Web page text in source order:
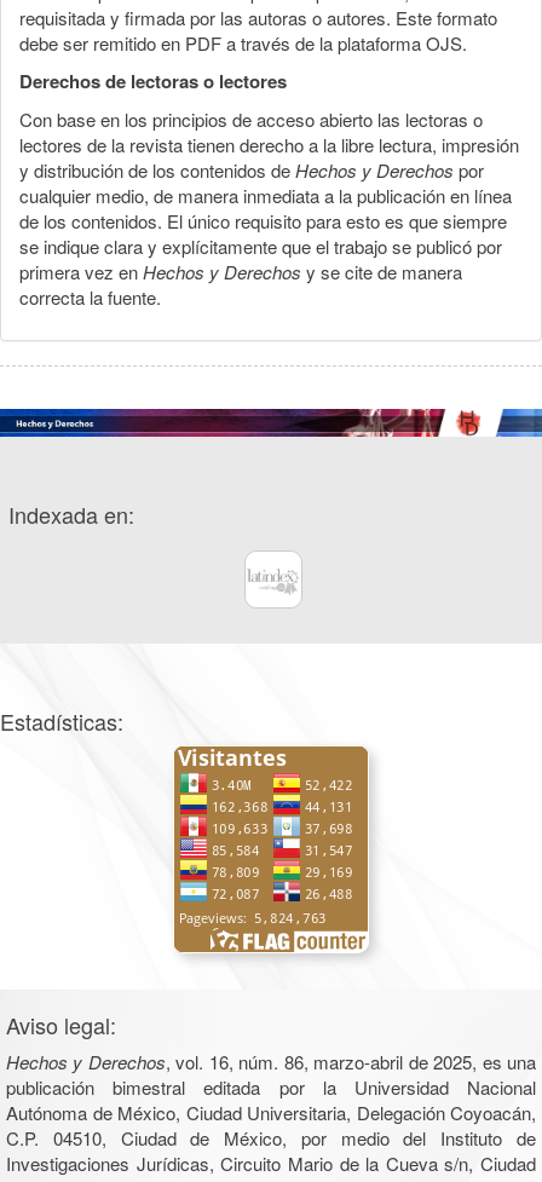
requisitada y firmada por las autoras o autores. Este formato
debe ser remitido en PDF a través de la plataforma OJS.
Derechos de lectoras o lectores
Con base en los principios de acceso abierto las lectoras o
lectores de la revista tienen derecho a la libre lectura, impresión
y distribución de los contenidos deHechos y Derechos por
cualquier medio, de manera inmediata a la publicación en línea
de los contenidos. El único requisito para esto es que siempre
se indique clara y explícitamente que el trabajo se publicó por
primera vez enHechos y Derechos y se cite de manera
correcta la fuente.
Indexada en:
Estadísticas:
Aviso legal:
Hechos y Derechos, vol. 16, núm. 86, marzo-abril de 2025, es una
publicación bimestral editada por la Universidad Nacional
Autónoma de México, Ciudad Universitaria, Delegación Coyoacán,
C.P. 04510, Ciudad de México, por medio del Instituto de
Investigaciones Jurídicas, Circuito Mario de la Cueva s/n, Ciudad